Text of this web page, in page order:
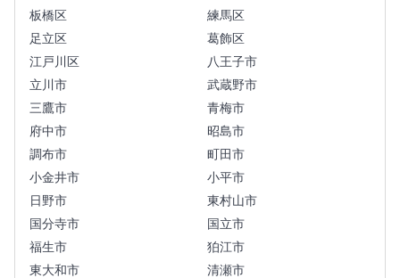
板橋区
練馬区
足立区
葛飾区
江戸川区
八王子市
立川市
武蔵野市
三鷹市
青梅市
府中市
昭島市
調布市
町田市
小金井市
小平市
日野市
東村山市
国分寺市
国立市
福生市
狛江市
東大和市
清瀬市